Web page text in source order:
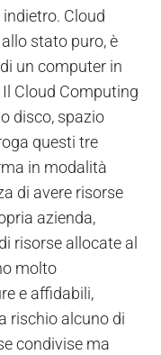
Cloud
stato puro, è
un computer in
Cloud Computing
disco, spazio
questi tre
in modalità
di avere risorse
azienda,
risorse allocate al
molto
e affidabili,
rischio alcuno di
condivise ma